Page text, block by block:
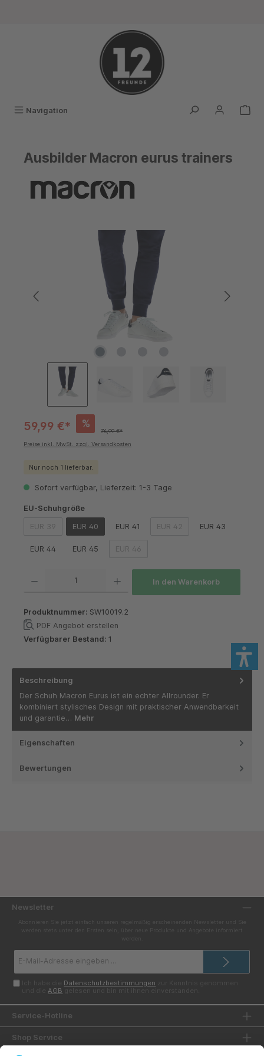
Navigation
Ausbilder Macron eurus trainers
Bildergalerie überspringen
59,99 €* %
76,99 €*
Preise inkl. MwSt. zzgl. Versandkosten
Nur noch 1 lieferbar.
Sofort verfügbar, Lieferzeit: 1-3 Tage
EU-Schuhgrößeauswählen
EUR 39(Diese Option ist zurzeit nicht verfügbar.)
EUR 40 EUR 41 EUR 42(Diese Option ist zurzeit
EUR 43
EUR 44 EUR 45 EUR 46(Diese Option ist zurzeit nicht verfügbar.)
In den Warenkorb
Produktnummer: SW10019.2
PDF Angebot erstellen
Verfügbarer Bestand: 1
Beschreibung
Der Schuh Macron Eurus ist ein echter Allrounder. Er
kombiniert stylisches Design mit praktischer Anwendbarkeit
und garantie… Mehr
Eigenschaften
Bewertungen
Newsletter
Abonnieren Sie jetzt einfach unseren regelmäßig erscheinenden Newsletter und Sie
werden stets unter den Ersten sein, über neue Produkte und Angebote informiert
werden.
Mail-
Ich habe die Datenschutzbestimmungen
zur Kenntnis genommen
und die AGB gelesen und bin mit ihnen einverstanden.
Service-Hotline
Shop Service